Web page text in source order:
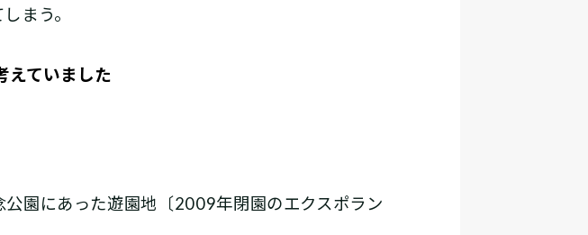
まう。
えていました
園にあった遊園地〔2009年閉園のエクスポラン